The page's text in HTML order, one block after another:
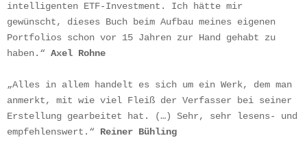
intelligenten ETF-Investment. Ich hätte mir
gewünscht, dieses Buch beim Aufbau meines eigenen
Portfolios schon vor 15 Jahren zur Hand gehabt zu
haben.“ Axel Rohne
„Alles in allem handelt es sich um ein Werk, dem man
anmerkt, mit wie viel Fleiß der Verfasser bei seiner
Erstellung gearbeitet hat. (…) Sehr, sehr lesens- und
empfehlenswert.“ Reiner Bühling